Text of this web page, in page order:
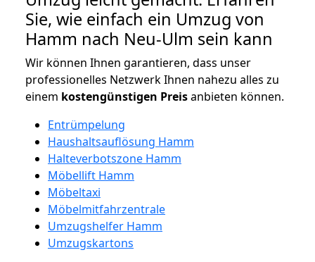
Sie, wie einfach ein Umzug von
Hamm nach Neu-Ulm sein kann
Wir können Ihnen garantieren, dass unser
professionelles Netzwerk Ihnen nahezu alles zu
einem kostengünstigen Preisanbieten können.
Entrümpelung
Haushaltsauflösung Hamm
Halteverbotszone Hamm
Möbellift Hamm
Möbeltaxi
Möbelmitfahrzentrale
Umzugshelfer Hamm
Umzugskartons